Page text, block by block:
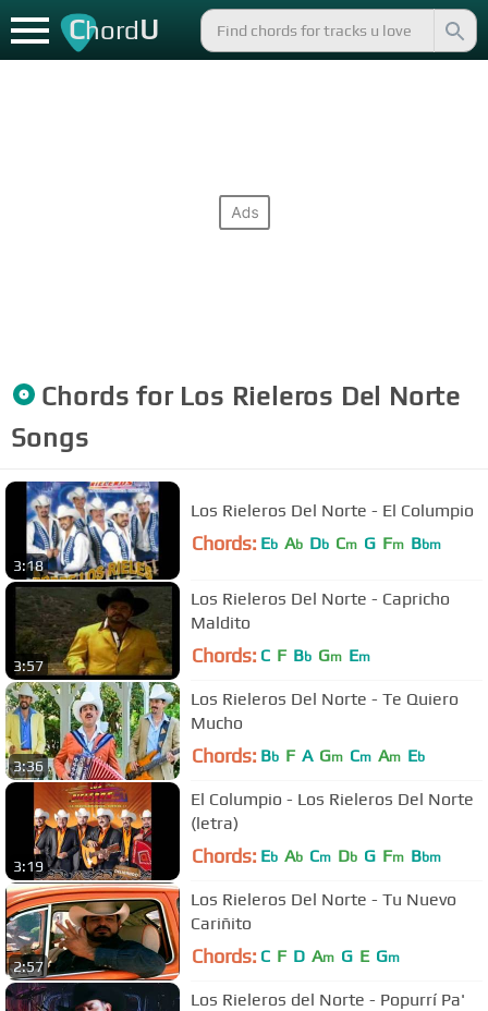
ChordU
Chords for Los Rieleros Del Norte
Songs
3:18
Los Rieleros Del Norte - El Columpio
Chords: Eb Ab Db Cm G Fm Bbm
3:57
Los Rieleros Del Norte - Capricho
Maldito
Chords: C F Bb Gm Em
3:36
Los Rieleros Del Norte - Te Quiero
Mucho
Chords: Bb F A Gm Cm Am Eb
3:19
El Columpio - Los Rieleros Del Norte
(letra)
Chords: Eb Ab Cm Db G Fm Bbm
2:57
Los Rieleros Del Norte - Tu Nuevo
Cariñito
Chords: C F D Am G E Gm
Los Rieleros del Norte - Popurrí Pa'